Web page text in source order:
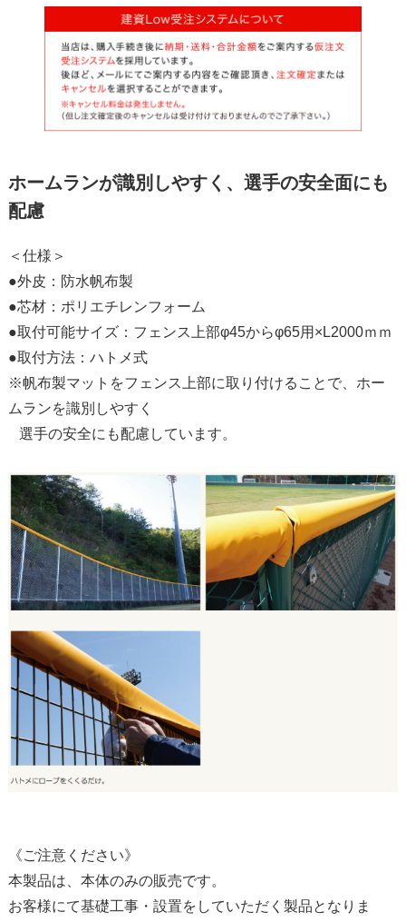
ホームランが識別しやすく、選手の安全面にも
配慮
＜仕様＞
●外皮：防水帆布製
●芯材：ポリエチレンフォーム
●取付可能サイズ：フェンス上部φ45からφ65用×L2000ｍｍ
●取付方法：ハトメ式
※帆布製マットをフェンス上部に取り付けることで、ホー
ムランを識別しやすく
選手の安全にも配慮しています。
《ご注意ください》
本製品は、本体のみの販売です。
お客様にて基礎工事・設置をしていただく製品となりま